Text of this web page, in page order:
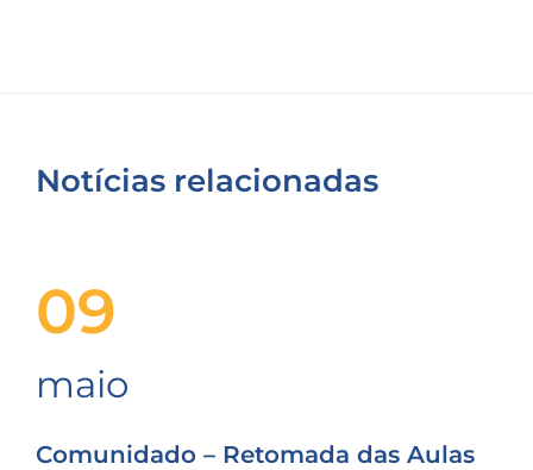
Notícias relacionadas
09
maio
Comunidado – Retomada das Aulas